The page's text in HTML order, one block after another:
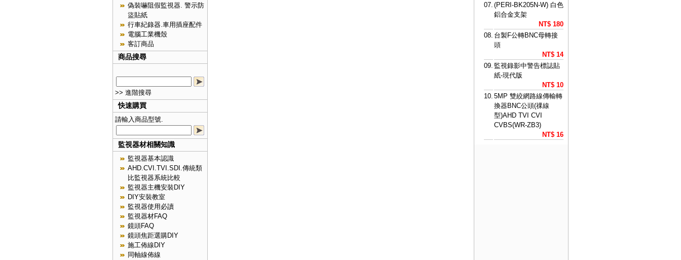
偽裝嚇阻假監視器. 警示防
盜貼紙
行車紀錄器.車用插座配件
電腦工業機殼
客訂商品
商品搜尋
>> 進階搜尋
快速購買
請輸入商品型號.
監視器材相關知識
監視器基本認識
AHD.CVI.TVI.SDI.傳統類
比監視器系統比較
監視器主機安裝DIY
DIY安裝教室
監視器使用必讀
監視器材FAQ
鏡頭FAQ
鏡頭焦距選購DIY
施工佈線DIY
同軸線佈線
07. (PERI-BK205N-W) 白色
鋁合金支架
NT$ 180
08. 台製F公轉BNC母轉接
頭
NT$ 14
09. 監視錄影中警告標誌貼
紙-現代版
NT$ 10
10. 5MP 雙絞網路線傳輸轉
換器BNC公頭(祼線
型)AHD TVI CVI
CVBS(WR-ZB3)
NT$ 16